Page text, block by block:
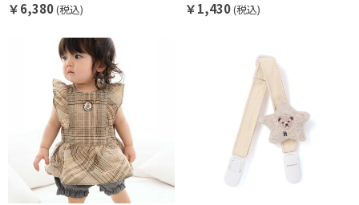
￥6,380(税込) ￥1,430(税込)